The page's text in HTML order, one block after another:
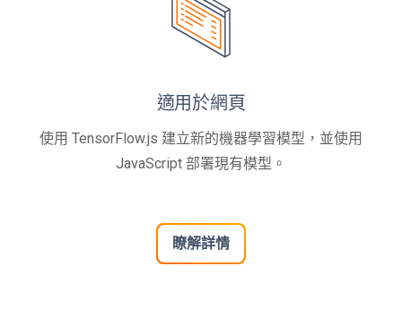
適用於網頁
使用 TensorFlow.js 建立新的機器學習模型，並使用
JavaScript 部署現有模型。
瞭解詳情